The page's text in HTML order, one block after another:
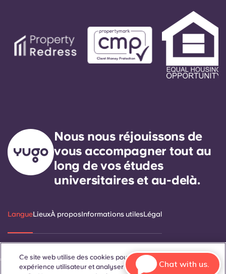
Nous nous réjouissons de
vous accompagner tout au
long de vos études
universitaires et au-delà.
LangueLieuxÀ proposInformations utilesLégal
Català Deutsch Italian French Portuguese
Ce site web utilise des cookies pour améliorer votre
expérience utilisateur et analyser les performances et le
Chat with us.